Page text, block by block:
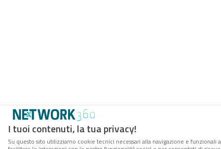
I tuoi contenuti, la tua privacy!
Su questo sito utilizziamo cookie tecnici necessari alla navigazione e